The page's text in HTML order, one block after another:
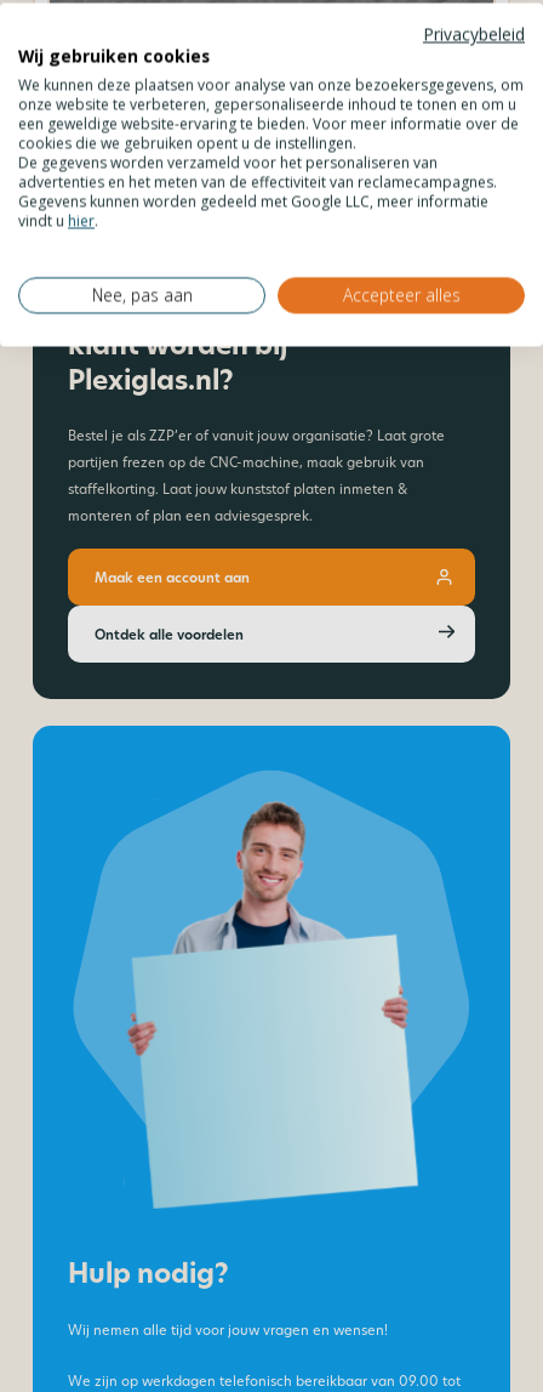
Plexiglas opaal 6 mm
€ 119,79 / m 2
Bekijk product
Wil je zakelijke
klant worden bij
Plexiglas.nl?
Bestel je als ZZP’er of vanuit jouw organisatie? Laat grote
partijen frezen op de CNC-machine, maak gebruik van
staffelkorting. Laat jouw kunststof platen inmeten &
monteren of plan een adviesgesprek.
Maak een account aan
Ontdek alle voordelen
Hulp nodig?
Wij nemen alle tijd voor jouw vragen en wensen!
We zijn op werkdagen telefonisch bereikbaar van09.00 tot
Privacybeleid
Wij gebruiken cookies
We kunnen deze plaatsen voor analyse van onze bezoekersgegevens, om
onze website te verbeteren, gepersonaliseerde inhoud te tonen en om u
een geweldige website-ervaring te bieden. Voor meer informatie over de
cookies die we gebruiken opent u de instellingen.
De gegevens worden verzameld voor het personaliseren van
advertenties en het meten van de effectiviteit van reclamecampagnes.
Gegevens kunnen worden gedeeld met Google LLC, meer informatie
vindt u hier.
Nee, pas aan Accepteer alles